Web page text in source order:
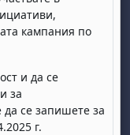
кампания по
и да се
за
се запишете за
г.